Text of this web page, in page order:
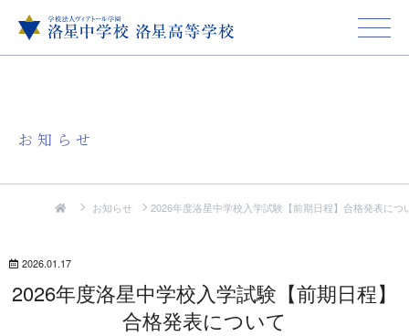
お知らせ
お知らせ 2026年度洛星中学校入学試験【前期日程】合格発表につ
2026.01.17
2026年度洛星中学校入学試験【前期日程】
合格発表について